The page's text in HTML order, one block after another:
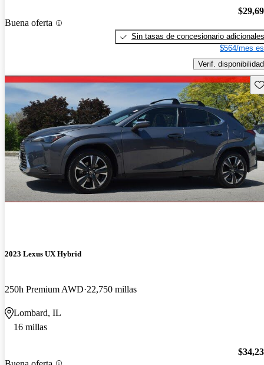
Buena oferta
Sin tasas de concesionario adicionales
$564/mes
Verif. disponibilidad
2023 Lexus UX Hybrid
250h Premium AWD 22,750 millas
Lombard, IL
16 millas